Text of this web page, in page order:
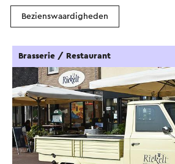
Bezienswaardigheden
Brasserie / Restaurant